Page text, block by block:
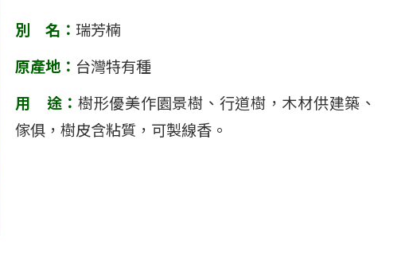
別 名： 瑞芳楠
原產地： 台灣特有種
用 途： 樹形優美作園景樹、行道樹，木材供建築、
傢俱，樹皮含粘質，可製線香。